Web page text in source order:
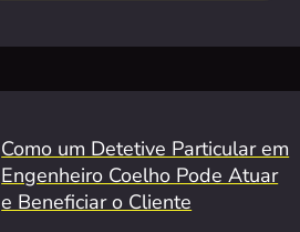
Como um Detetive Particular em
Engenheiro Coelho Pode Atuar
e Beneficiar o Cliente